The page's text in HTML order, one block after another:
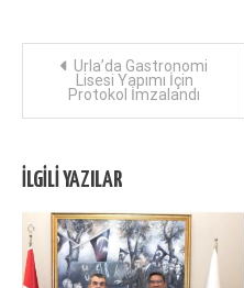
dolaşımı
Urla’da Gastronomi
Lisesi Yapımı İçin
Protokol İmzalandı
İLGILI YAZILAR